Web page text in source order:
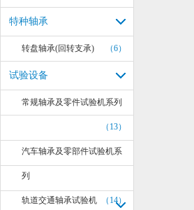
特种轴承
转盘轴承(回转支承) （6）
试验设备
常规轴承及零件试验机系列
（13）
汽车轴承及零部件试验机系
列
（14）
轨道交通轴承试验机